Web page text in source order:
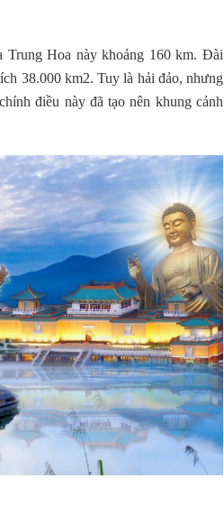
Trung Hoa này khoảng 160 km. Đài
38.000 km2. Tuy là hải đảo, nhưng
điều này đã tạo nên khung cảnh